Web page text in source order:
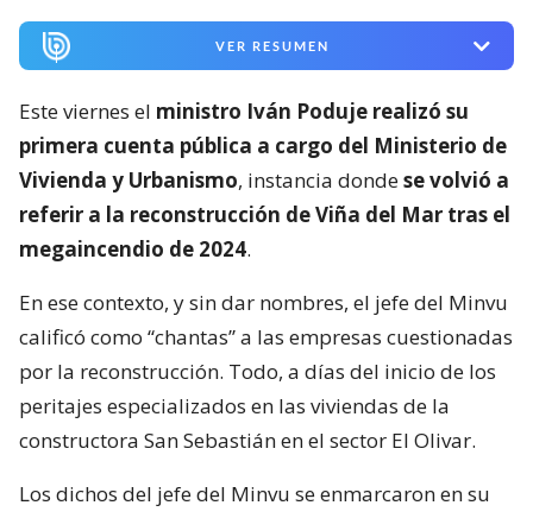
VER RESUMEN
Este viernes el ministro Iván Poduje realizó su
primera cuenta pública a cargo del Ministerio de
Vivienda y Urbanismo, instancia dondese volvió a
referir a la reconstrucción de Viña del Mar tras el
megaincendio de 2024.
En ese contexto, y sin dar nombres, el jefe del Minvu
calificó como “chantas” a las empresas cuestionadas
por la reconstrucción. Todo, a días del inicio de los
peritajes especializados en las viviendas de la
constructora San Sebastián en el sector El Olivar.
Los dichos del jefe del Minvu se enmarcaron en su